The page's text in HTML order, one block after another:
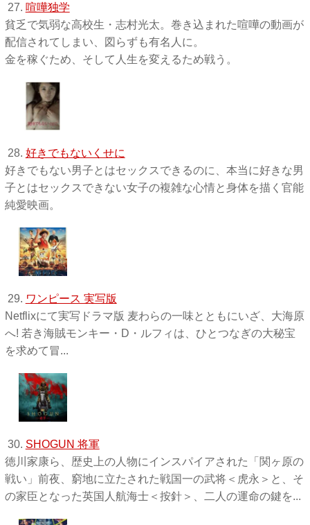
27. 喧嘩独学
貧乏で気弱な高校生・志村光太。巻き込まれた喧嘩の動画が
配信されてしまい、図らずも有名人に。
金を稼ぐため、そして人生を変えるため戦う。
28. 好きでもないくせに
好きでもない男子とはセックスできるのに、本当に好きな男
子とはセックスできない女子の複雑な心情と身体を描く官能
純愛映画。
29. ワンピース 実写版
Netflixにて実写ドラマ版 麦わらの一味とともにいざ、大海原
へ! 若き海賊モンキー・D・ルフィは、ひとつなぎの大秘宝
を求めて冒...
30. SHOGUN 将軍
徳川家康ら、歴史上の人物にインスパイアされた「関ヶ原の
戦い」前夜、窮地に立たされた戦国一の武将＜虎永＞と、そ
の家臣となった英国人航海士＜按針＞、二人の運命の鍵を...